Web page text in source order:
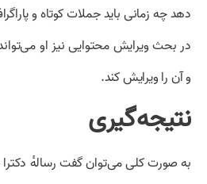
دهد چه زمانی باید جملات کوتاه و
در بحث ویرایش محتوایی نیز او
و آن را ویرایش کند.
نتیجه‌گیری
به صورت کلی می‌توان گفت رسالهٔ